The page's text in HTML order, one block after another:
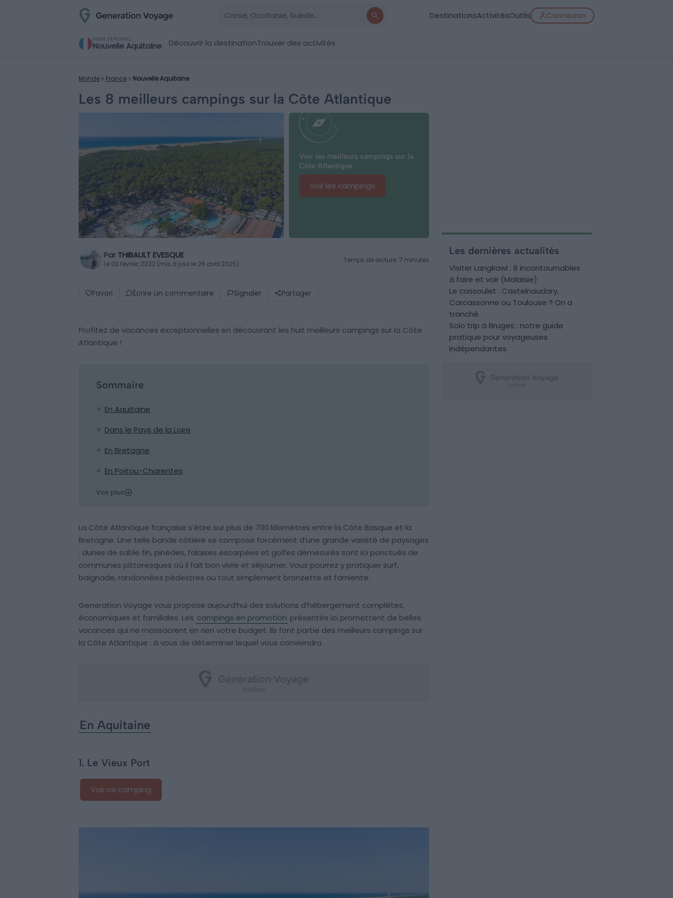
DestinationsActivitésOutils Connexion
VOUS EXPLOREZ
Nouvelle Aquitaine Découvrir la destinationTrouver des activités
Monde France Nouvelle Aquitaine
Les 8 meilleurs campings sur la Côte Atlantique
Voir les meilleurs campings sur la
Côte Atlantique
Voir les campings
Par THIBAULT EVESQUE
Le 03 février, 2022 (mis à jour le 26 avril 2025) Temps de lecture: 7 minutes
Favori Écrire un commentaire Signaler Partager
Profitez de vacances exceptionnelles en découvrant les huit meilleurs campings sur la Côte
Atlantique !
Sommaire
En Aquitaine
Dans le Pays de la Loire
En Bretagne
En Poitou-Charentes
Voir plus
La Côte Atlantique française s’étire sur plus de 700 kilomètres entre la Côte Basque et la
Bretagne. Une telle bande côtière se compose forcément d’une grande variété de paysages
: dunes de sable fin, pinèdes, falaises escarpées et golfes démesurés sont ici ponctués de
communes pittoresques où il fait bon vivre et séjourner. Vous pourrez y pratiquer surf,
baignade, randonnées pédestres ou tout simplement bronzette et farniente.
Generation Voyage vous propose aujourd’hui des solutions d’hébergement complètes,
économiques et familiales. Les campings en promotion présentés ici promettent de belles
vacances qui ne massacrent en rien votre budget. Ils font partie des meilleurs campings sur
la Côte Atlantique : à vous de déterminer lequel vous conviendra.
En Aquitaine
1. Le Vieux Port
Voir ce camping
Les dernières actualités
Visiter Langkawi : 8 incontournables
à faire et voir (Malaisie)
Le cassoulet : Castelnaudary,
Carcassonne ou Toulouse ? On a
tranché
Solo trip à Bruges : notre guide
pratique pour voyageuses
indépendantes